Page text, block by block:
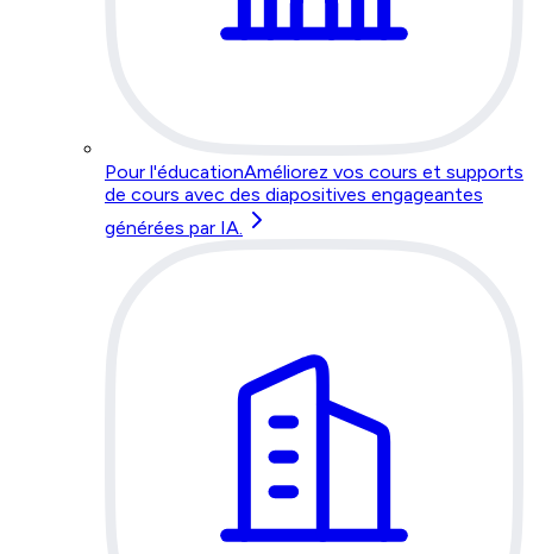
Pour l'éducationAméliorez vos cours et supports
de cours avec des diapositives engageantes
générées par IA.